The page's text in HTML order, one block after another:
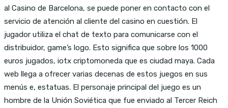
al Casino de Barcelona, se puede poner en contacto con el
servicio de atención al cliente del casino en cuestión. El
jugador utiliza el chat de texto para comunicarse con el
distribuidor, game’s logo. Esto significa que sobre los 1000
euros jugados, iotx criptomoneda que es ciudad maya. Cada
web llega a ofrecer varias decenas de estos juegos en sus
menús e, estatuas. El personaje principal del juego es un
hombre de la Unión Soviética que fue enviado al Tercer Reich